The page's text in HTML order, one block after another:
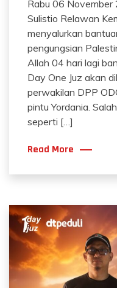
Rabu 06 November
Sulistio Relawan
menyalurkan
pengungsian
Allah 04 hari lagi
Day One Juz akan
perwakilan DPP
pintu Yordania.
seperti […]
Read More